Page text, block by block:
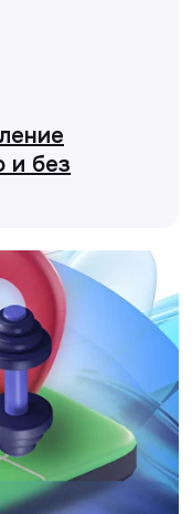
и без